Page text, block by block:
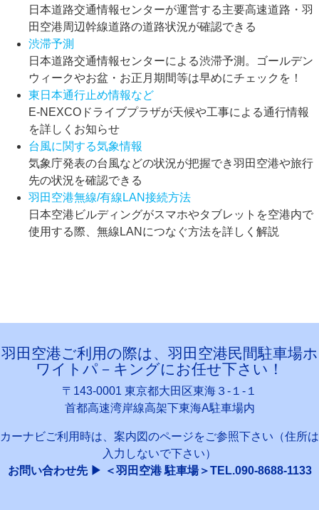
日本道路交通情報センターが運営する主要高速道路・羽
田空港周辺幹線道路の道路状況が確認できる
渋滞予測
日本道路交通情報センターによる渋滞予測。ゴールデン
ウィークやお盆・お正月期間等は早めにチェックを！
東日本通行止め情報など
E-NEXCOドライブプラザが天候や工事による通行情報
を詳しくお知らせ
台風に関する気象情報
気象庁発表の台風などの状況が把握でき羽田空港や旅行
先の状況を確認できる
羽田空港無線/有線LAN接続方法
日本空港ビルディングがスマホやタブレットを空港内で
使用する際、無線LANにつなぐ方法を詳しく解説
羽田空港ご利用の際は、羽田空港民間駐車場ホ
ワイトパ－キングにお任せ下さい！
〒143-0001 東京都大田区東海３-１-１
首都高速湾岸線高架下東海A駐車場内
カーナビご利用時は、案内図のページをご参照下さい（住所は
入力しないで下さい）
お問い合わせ先 ▶ ＜羽田空港 駐車場＞TEL.090-8688-1133